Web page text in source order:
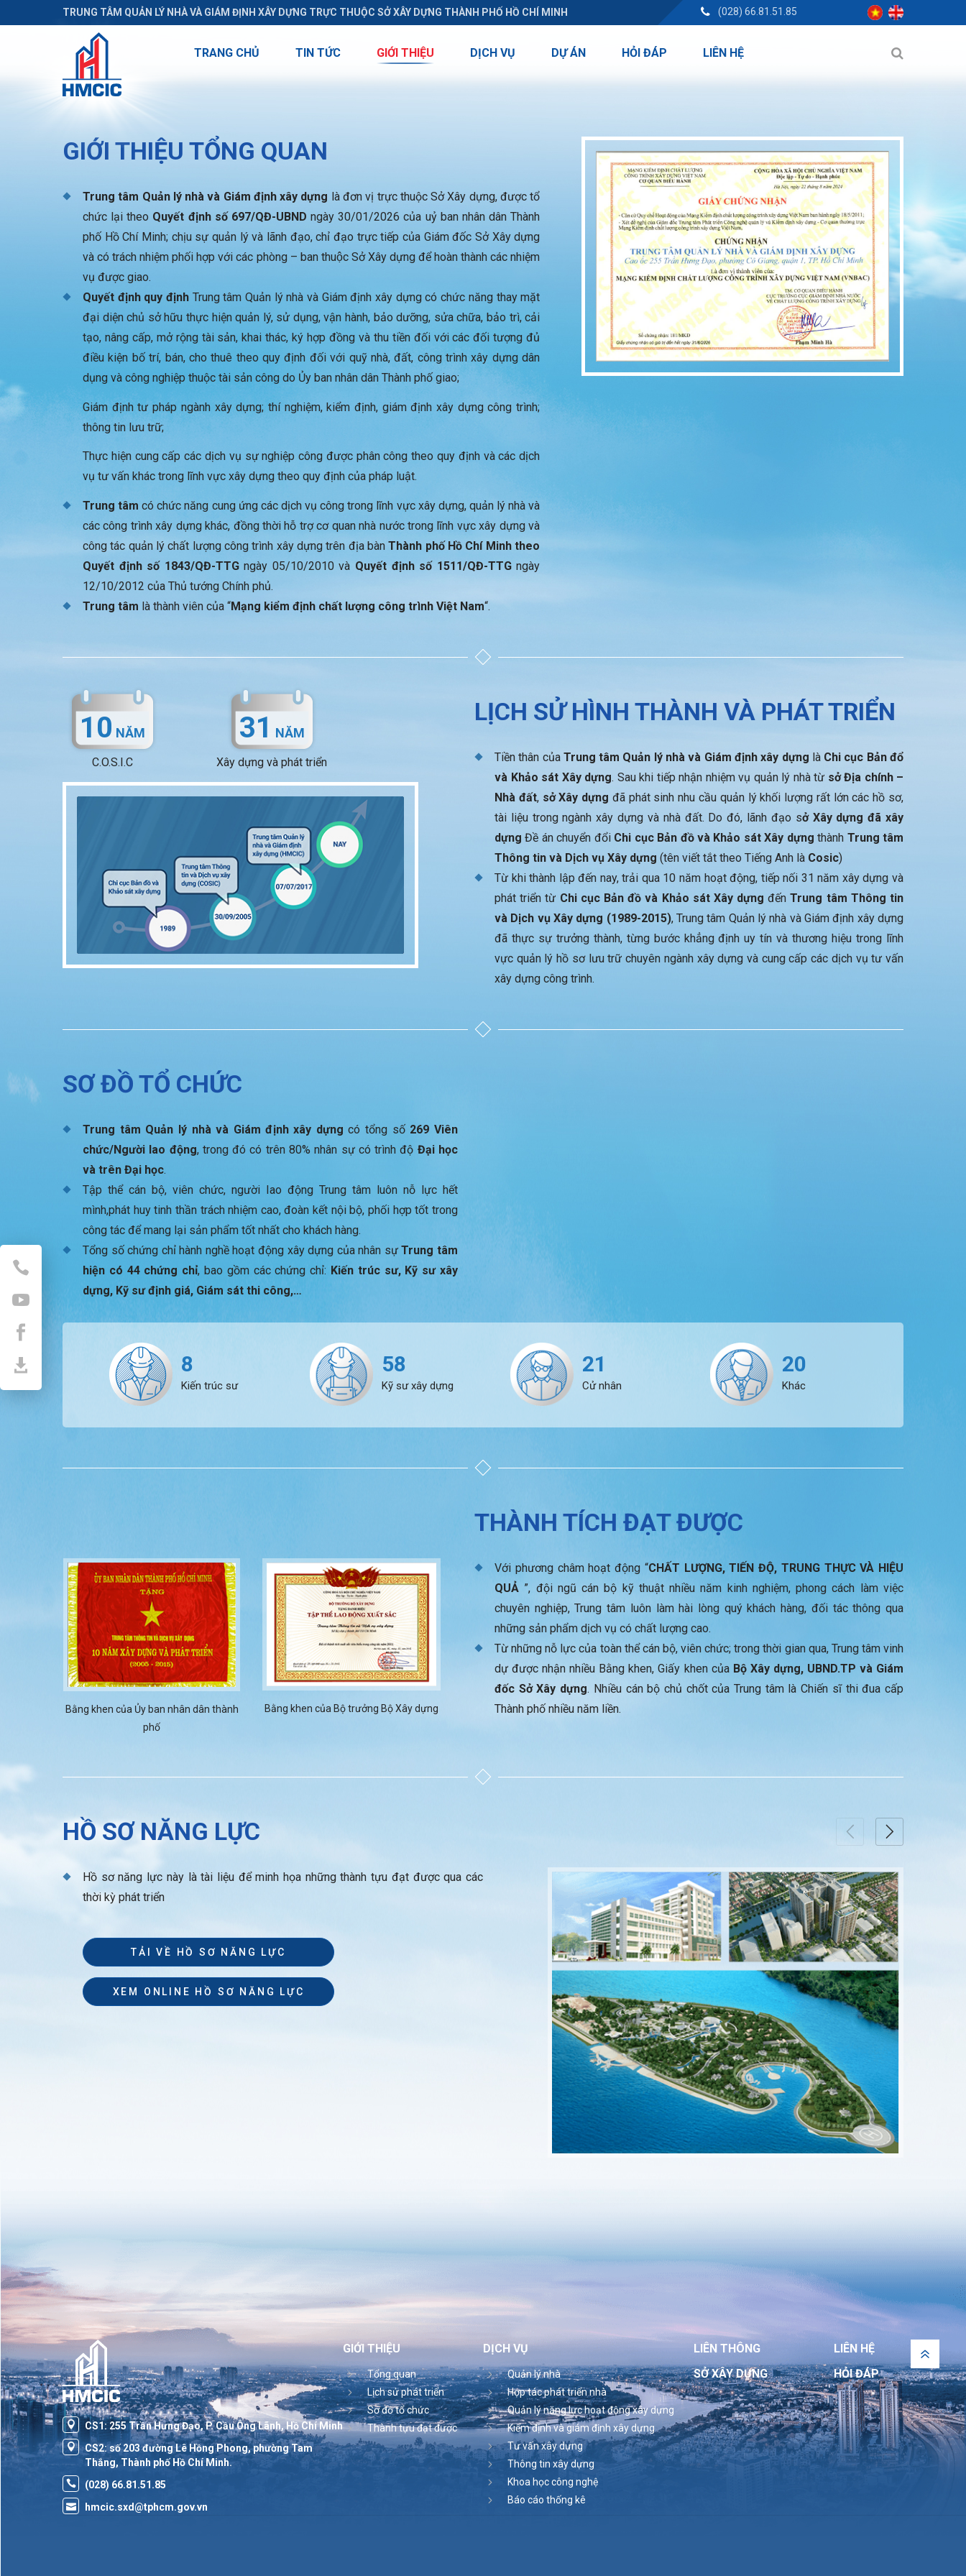
TRUNG TÂM QUẢN LÝ NHÀ VÀ GIÁM ĐỊNH XÂY DỰNG TRỰC THUỘC SỞ XÂY DỰNG THÀNH PHỐ HỒ CHÍ MINH (028) 66.81.51.85
TRANG CHỦ TIN TỨC GIỚI THIỆU DỊCH VỤ DỰ ÁN HỎI ĐÁP LIÊN HỆ
GIỚI THIỆU TỔNG QUAN
Trung tâm Quản lý nhà và Giám định xây dựng là đơn vị trực thuộc Sở Xây dựng, được tổ
chức lại theo Quyết định số 697/QĐ-UBND ngày 30/01/2026 của uỷ ban nhân dân Thành
phố Hồ Chí Minh; chịu sự quản lý và lãnh đạo, chỉ đạo trực tiếp của Giám đốc Sở Xây dựng
và có trách nhiệm phối hợp với các phòng – ban thuộc Sở Xây dựng để hoàn thành các nhiệm
vụ được giao.
Quyết định quy định Trung tâm Quản lý nhà và Giám định xây dựng có chức năng thay mặt
đại diện chủ sở hữu thực hiện quản lý, sử dụng, vận hành, bảo dưỡng, sửa chữa, bảo trì, cải
tạo, nâng cấp, mở rộng tài sản, khai thác, ký hợp đồng và thu tiền đối với các đối tượng đủ
điều kiện bố trí, bán, cho thuê theo quy định đối với quỹ nhà, đất, công trình xây dựng dân
dụng và công nghiệp thuộc tài sản công do Ủy ban nhân dân Thành phố giao;
Giám định tư pháp ngành xây dựng; thí nghiệm, kiểm định, giám định xây dựng công trình;
thông tin lưu trữ;
Thực hiện cung cấp các dịch vụ sự nghiệp công được phân công theo quy định và các dịch
vụ tư vấn khác trong lĩnh vực xây dựng theo quy định của pháp luật.
Trung tâm có chức năng cung ứng các dịch vụ công trong lĩnh vực xây dựng, quản lý nhà và
các công trình xây dựng khác, đồng thời hỗ trợ cơ quan nhà nước trong lĩnh vực xây dựng và
công tác quản lý chất lượng công trình xây dựng trên địa bànThành phố Hồ Chí Minh theo
Quyết định số 1843/QĐ-TTGngày 05/10/2010 và Quyết định số 1511/QĐ-TTGngày
12/10/2012 của Thủ tướng Chính phủ.
Trung tâm là thành viên của “Mạng kiểm định chất lượng công trình Việt Nam“.
10 NĂM
C.O.S.I.C
31 NĂM
Xây dựng và phát triển
LỊCH SỬ HÌNH THÀNH VÀ PHÁT TRIỂN
Tiền thân của Trung tâm Quản lý nhà và Giám định xây dựng là Chi cục Bản đổ
và Khảo sát Xây dựng. Sau khi tiếp nhận nhiệm vụ quản lý nhà từ sở Địa chính –
Nhà đất, sở Xây dựng đã phát sinh nhu cầu quản lý khối lượng rất lớn các hồ sơ,
tài liệu trong ngành xây dựng và nhà đất. Do đó, lãnh đạo sở Xây dựng đã xây
dựng Đề án chuyển đổi Chi cục Bản đồ và Khảo sát Xây dựng thành Trung tâm
Thông tin và Dịch vụ Xây dựng (tên viết tắt theo Tiếng Anh là Cosic)
Từ khi thành lập đến nay, trải qua 10 năm hoạt động, tiếp nối 31 năm xây dựng và
phát triển từ Chi cục Bản đồ và Khảo sát Xây dựng đếnTrung tâm Thông tin
và Dịch vụ Xây dựng (1989-2015), Trung tâm Quản lý nhà và Giám định xây dựng
đã thực sự trưởng thành, từng bước khẳng định uy tín và thương hiệu trong lĩnh
vực quản lý hồ sơ lưu trữ chuyên ngành xây dựng và cung cấp các dịch vụ tư vấn
xây dựng công trình.
SƠ ĐỒ TỔ CHỨC
Trung tâm Quản lý nhà và Giám định xây dựng có tổng số 269 Viên
chức/Người lao động, trong đó có trên 80% nhân sự có trình độ Đại học
và trên Đại học.
Tập thể cán bộ, viên chức, người lao động Trung tâm luôn nỗ lực hết
mình,phát huy tinh thần trách nhiệm cao, đoàn kết nội bộ, phối hợp tốt trong
công tác để mang lại sản phẩm tốt nhất cho khách hàng.
Tổng số chứng chỉ hành nghề hoạt động xây dựng của nhân sựTrung tâm
hiện có 44 chứng chỉ, bao gồm các chứng chỉ: Kiến trúc sư, Kỹ sư xây
dựng, Kỹ sư định giá, Giám sát thi công,…
8
Kiến trúc sư
58
Kỹ sư xây dựng
21
Cử nhân
20
Khác
Bằng khen của Ủy ban nhân dân thành
phố
Bằng khen của Bộ trưởng Bộ Xây dựng
THÀNH TÍCH ĐẠT ĐƯỢC
Với phương châm hoạt động “CHẤT LƯỢNG, TIẾN ĐỘ, TRUNG THỰC VÀ HIỆU
QUẢ ”, đội ngũ cán bộ kỹ thuật nhiều năm kinh nghiệm, phong cách làm việc
chuyên nghiệp, Trung tâm luôn làm hài lòng quý khách hàng, đối tác thông qua
những sản phẩm dịch vụ có chất lượng cao.
Từ những nỗ lực của toàn thể cán bộ, viên chức; trong thời gian qua, Trung tâm vinh
dự được nhận nhiều Bằng khen, Giấy khen của Bộ Xây dựng, UBND.TP và Giám
đốc Sở Xây dựng. Nhiều cán bộ chủ chốt của Trung tâm là Chiến sĩ thi đua cấp
Thành phố nhiều năm liền.
HỒ SƠ NĂNG LỰC
Hồ sơ năng lực này là tài liệu để minh họa những thành tựu đạt được qua các
thời kỳ phát triển
TẢI VỀ HỒ SƠ NĂNG LỰC
XEM ONLINE HỒ SƠ NĂNG LỰC
CS1: 255 Trần Hưng Đạo, P. Cầu Ông Lãnh, Hồ Chí Minh
CS2: số 203 đường Lê Hồng Phong, phường Tam
Thắng, Thành phố Hồ Chí Minh.
(028) 66.81.51.85
hmcic.sxd@tphcm.gov.vn
GIỚI THIỆU
Tổng quan
Lịch sử phát triển
Sơ đồ tổ chức
Thành tựu đạt được
DỊCH VỤ
Quản lý nhà
Hợp tác phát triển nhà
Quản lý năng lực hoạt động xây dựng
Kiểm định và giám định xây dựng
Tư vấn xây dựng
Thông tin xây dựng
Khoa học công nghệ
Báo cáo thống kê
LIÊN THÔNG
SỞ XÂY DỰNG
LIÊN HỆ
HỎI ĐÁP